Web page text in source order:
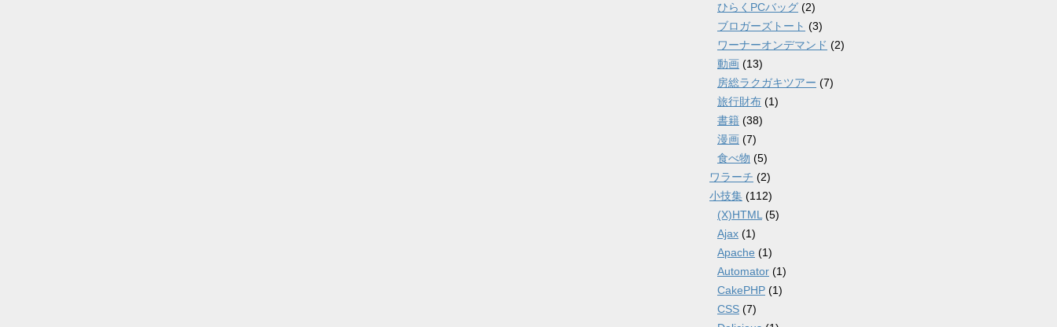
ひらくPCバッグ (2)
ブロガーズトート (3)
ワーナーオンデマンド (2)
動画 (13)
房総ラクガキツアー (7)
旅行財布 (1)
書籍 (38)
漫画 (7)
食べ物 (5)
ワラーチ (2)
小技集 (112)
(X)HTML (5)
Ajax (1)
Apache (1)
Automator (1)
CakePHP (1)
CSS (7)